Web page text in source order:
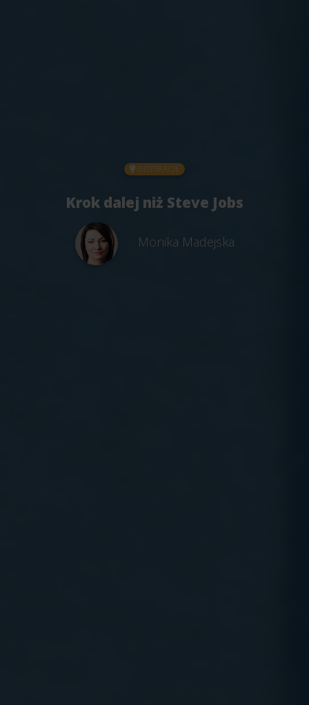
INSPIRACJE
Krok dalej niż Steve Jobs
Monika Madejska